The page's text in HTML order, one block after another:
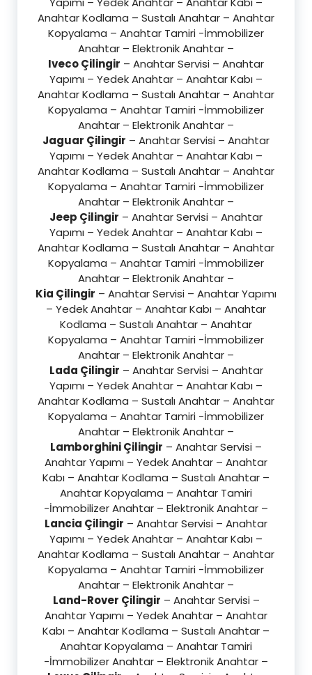
Anahtar Kodlama – Sustalı Anahtar – Anahtar
Kopyalama – Anahtar Tamiri -İmmobilizer
Anahtar – Elektronik Anahtar –
Iveco Çilingir – Anahtar Servisi – Anahtar
Yapımı – Yedek Anahtar – Anahtar Kabı –
Anahtar Kodlama – Sustalı Anahtar – Anahtar
Kopyalama – Anahtar Tamiri -İmmobilizer
Anahtar – Elektronik Anahtar –
Jaguar Çilingir – Anahtar Servisi – Anahtar
Yapımı – Yedek Anahtar – Anahtar Kabı –
Anahtar Kodlama – Sustalı Anahtar – Anahtar
Kopyalama – Anahtar Tamiri -İmmobilizer
Anahtar – Elektronik Anahtar –
Jeep Çilingir – Anahtar Servisi – Anahtar
Yapımı – Yedek Anahtar – Anahtar Kabı –
Anahtar Kodlama – Sustalı Anahtar – Anahtar
Kopyalama – Anahtar Tamiri -İmmobilizer
Anahtar – Elektronik Anahtar –
Kia Çilingir – Anahtar Servisi – Anahtar Yapımı
– Yedek Anahtar – Anahtar Kabı – Anahtar
Kodlama – Sustalı Anahtar – Anahtar
Kopyalama – Anahtar Tamiri -İmmobilizer
Anahtar – Elektronik Anahtar –
Lada Çilingir – Anahtar Servisi – Anahtar
Yapımı – Yedek Anahtar – Anahtar Kabı –
Anahtar Kodlama – Sustalı Anahtar – Anahtar
Kopyalama – Anahtar Tamiri -İmmobilizer
Anahtar – Elektronik Anahtar –
Lamborghini Çilingir – Anahtar Servisi –
Anahtar Yapımı – Yedek Anahtar – Anahtar
Kabı – Anahtar Kodlama – Sustalı Anahtar –
Anahtar Kopyalama – Anahtar Tamiri
-İmmobilizer Anahtar – Elektronik Anahtar –
Lancia Çilingir – Anahtar Servisi – Anahtar
Yapımı – Yedek Anahtar – Anahtar Kabı –
Anahtar Kodlama – Sustalı Anahtar – Anahtar
Kopyalama – Anahtar Tamiri -İmmobilizer
Anahtar – Elektronik Anahtar –
Land-Rover Çilingir – Anahtar Servisi –
Anahtar Yapımı – Yedek Anahtar – Anahtar
Kabı – Anahtar Kodlama – Sustalı Anahtar –
Anahtar Kopyalama – Anahtar Tamiri
-İmmobilizer Anahtar – Elektronik Anahtar –